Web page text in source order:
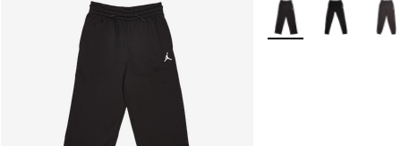
Plus de couleurs